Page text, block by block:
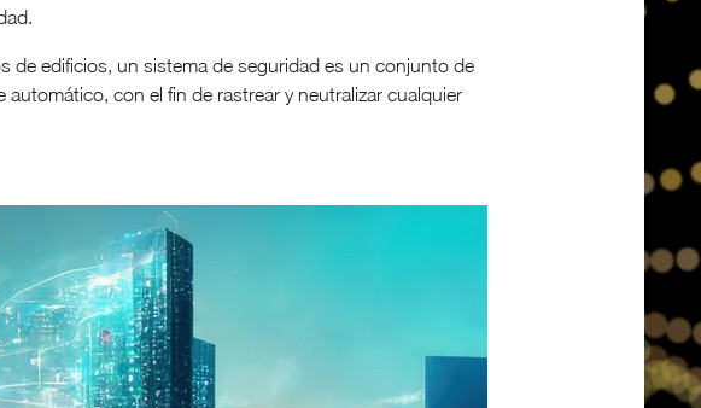
de edificios, un sistema de seguridad es un conjunto de
con el fin de rastrear y neutralizar cualquier